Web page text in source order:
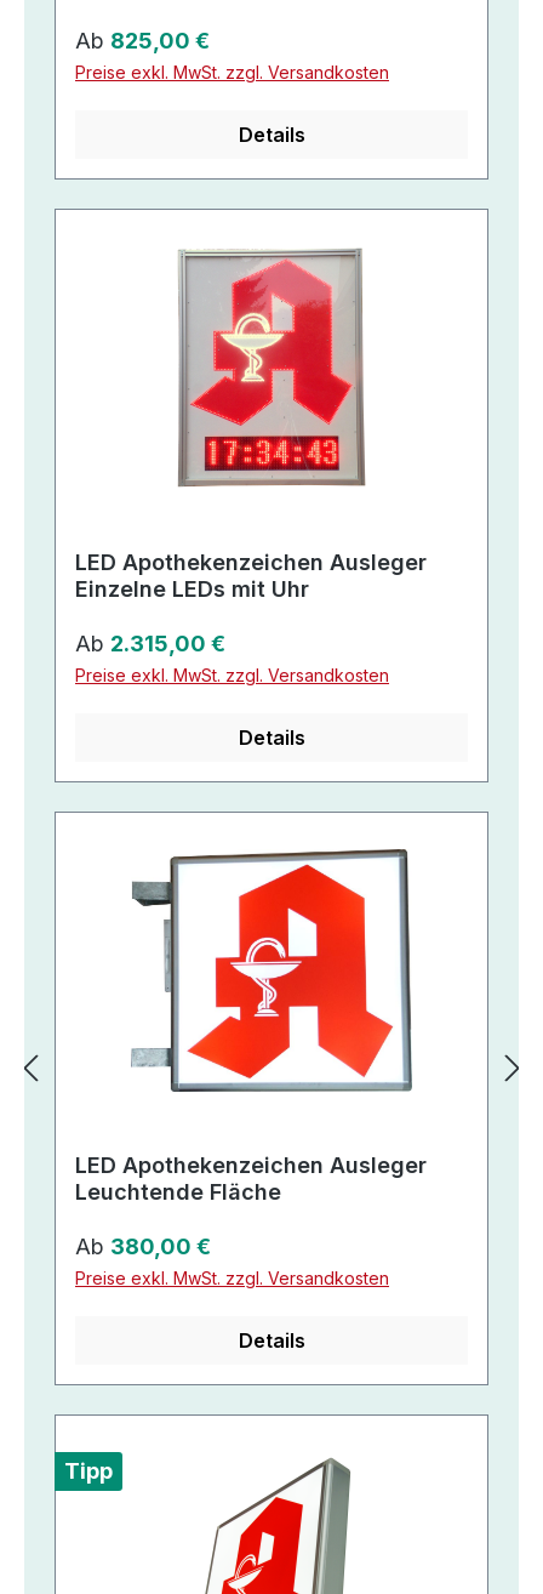
Regulärer Preis:
Ab 825,00 €
Preise exkl. MwSt. zzgl. Versandkosten
Details
LED Apothekenzeichen Ausleger
Einzelne LEDs mit Uhr
Regulärer Preis:
Ab 2.315,00 €
Preise exkl. MwSt. zzgl. Versandkosten
Details
LED Apothekenzeichen Ausleger
Leuchtende Fläche
Regulärer Preis:
Ab 380,00 €
Preise exkl. MwSt. zzgl. Versandkosten
Details
Tipp